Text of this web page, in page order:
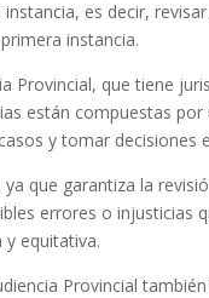
es decir,
instancia.
Provincial, que tiene
están compuestas
y tomar decisiones
que garantiza la
errores o injusticias
y equitativa.
Provincial